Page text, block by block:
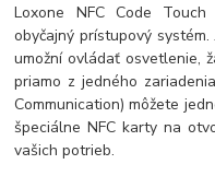
Loxone NFC Code
obyčajný prístupový
umožní ovládať osvetlenie,
priamo z jedného
Communication) môžete
špeciálne NFC karty na
vašich potrieb.